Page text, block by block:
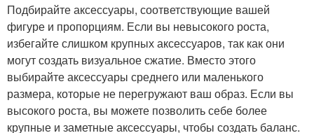
Подбирайте аксессуары, соответствующие вашей
фигуре и пропорциям. Если вы невысокого роста,
избегайте слишком крупных аксессуаров, так как они
могут создать визуальное сжатие. Вместо этого
выбирайте аксессуары среднего или маленького
размера, которые не перегружают ваш образ. Если вы
высокого роста, вы можете позволить себе более
крупные и заметные аксессуары, чтобы создать баланс.